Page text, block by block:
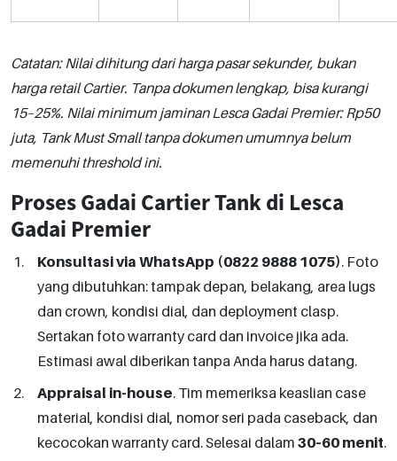
Catatan: Nilai dihitung dari harga pasar sekunder, bukan
harga retail Cartier. Tanpa dokumen lengkap, bisa kurangi
15–25%. Nilai minimum jaminan Lesca Gadai Premier: Rp50
juta, Tank Must Small tanpa dokumen umumnya belum
memenuhi threshold ini.
Proses Gadai Cartier Tank di Lesca
Gadai Premier
Konsultasi via WhatsApp (0822 9888 1075). Foto
yang dibutuhkan: tampak depan, belakang, area lugs
dan crown, kondisi dial, dan deployment clasp.
Sertakan foto warranty card dan invoice jika ada.
Estimasi awal diberikan tanpa Anda harus datang.
Appraisal in-house. Tim memeriksa keaslian case
material, kondisi dial, nomor seri pada caseback, dan
kecocokan warranty card. Selesai dalam 30–60 menit.